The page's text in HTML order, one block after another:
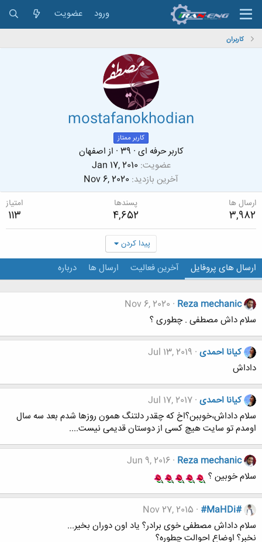
ورود عضویت
کاربران
mostafanokhodian
کاربر ممتاز
کاربر حرفه ای ·
· ازاصفهان
عضویت Jan 17, 2010
آخرین بازدید Nov 6, 2020
ارسال ها
3,982
پسندها
4,652
امتیاز
113
پیدا کردن
ارسال های پروفایل آخرین فعالیت ارسال ها درباره
Reza mechanic
Nov 6, 2020
سلام داش مصطفی . چطوری ؟
کیانا احمدی Jul 13, 2019
داداش
کیانا احمدی Jul 17, 2017
سلام داداش،خوببن؟اخ که چقدر دلتنگ همون روزها شدم بعد سه سال
اومدم تو سایت هیچ کسی از دوستان قدیمی نیست....
Reza mechanic
Jun 9, 2016
سلام خوبین ؟
#MaHDi#
Nov 27, 2015
سلام داداش مصطفی خوی برادر؟ یاد اون دوران بخیر...
نخبر؟ اوضاع احوالت چطوره؟